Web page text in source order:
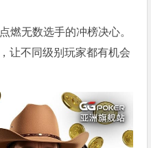
燃无数选手的冲榜决心。
让不同级别玩家都有机会